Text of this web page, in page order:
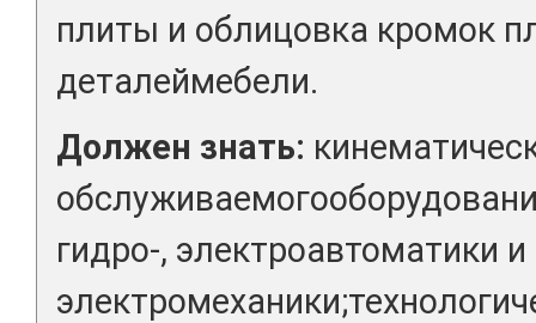
плиты и облицовка кромок
деталеймебели.
Должен знать:
гидро-, электроавтоматики и